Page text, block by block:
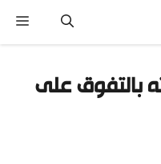
بالتفوق على